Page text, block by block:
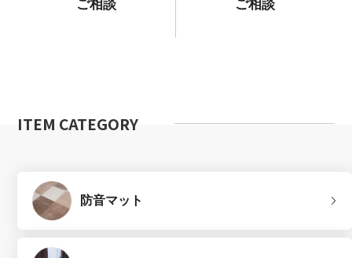
ご相談 ご相談
ITEM CATEGORY
防音マット